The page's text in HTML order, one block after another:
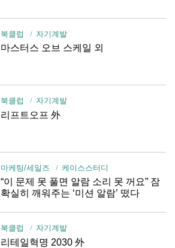
북클럽 자기계발
마스터스 오브 스케일 외
북클럽 자기계발
리프트오프 外
마케팅/세일즈 케이스스터디
“이 문제 못 풀면 알람 소리 못 꺼요” 잠
확실히 깨워주는 ‘미션 알람’ 떴다
북클럽 자기계발
리테일혁명 2030 外